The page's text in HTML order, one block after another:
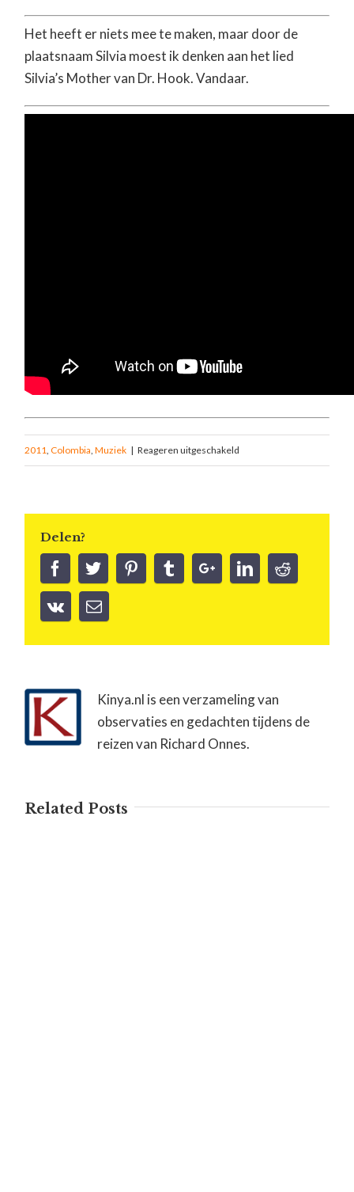
Het heeft er niets mee te maken, maar door de
plaatsnaam Silvia moest ik denken aan het lied
Silvia’s Mother van Dr. Hook. Vandaar.
2011 Colombia Muziek | Reageren uitgeschakeld
Delen?
Kinya.nl is een verzameling van
observaties en gedachten tijdens de
reizen van Richard Onnes.
Related Posts